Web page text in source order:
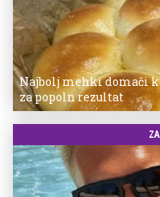
Najbolj mehki domači
za popoln rezultat